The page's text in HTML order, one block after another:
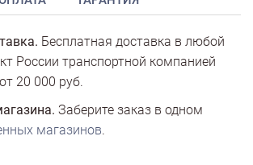
Бесплатная доставка в любой
России транспортной компанией
20 000 руб.
Заберите заказ в одном
магазинов.